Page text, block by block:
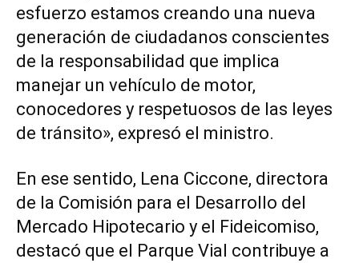
esfuerzo estamos creando una nueva
generación de ciudadanos conscientes
de la responsabilidad que implica
manejar un vehículo de motor,
conocedores y respetuosos de las leyes
de tránsito», expresó el ministro.
En ese sentido, Lena Ciccone, directora
de la Comisión para el Desarrollo del
Mercado Hipotecario y el Fideicomiso,
destacó que el Parque Vial contribuye a